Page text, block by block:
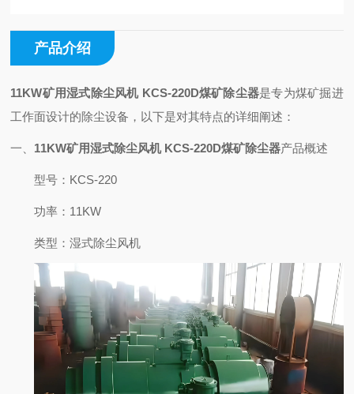
产品介绍
11KW矿用湿式除尘风机 KCS-220D煤矿除尘器是专为煤矿掘进
工作面设计的除尘设备，以下是对其特点的详细阐述：
一、 11KW矿用湿式除尘风机 KCS-220D煤矿除尘器产品概述
型号 ：KCS-220
功率 ：11KW
类型 ：湿式除尘风机